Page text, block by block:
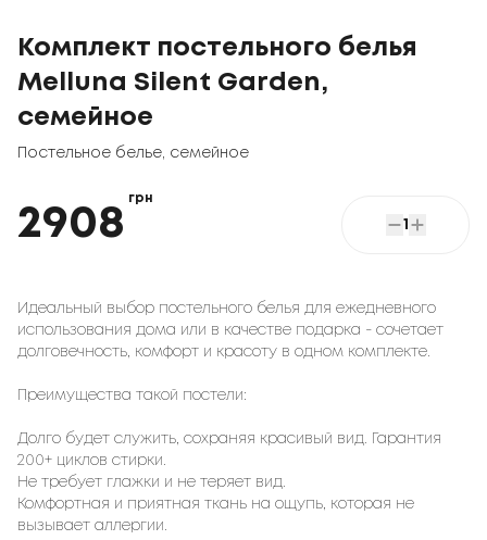
Комплект постельного белья
Melluna Silent Garden,
семейное
Постельное белье семейное
2908
грн
1
Идеальный выбор постельного белья для ежедневного
использования дома или в качестве подарка - сочетает
долговечность, комфорт и красоту в одном комплекте.
Преимущества такой постели:
Долго будет служить, сохраняя красивый вид. Гарантия
200+ циклов стирки.
Не требует глажки и не теряет вид.
Комфортная и приятная ткань на ощупь, которая не
вызывает аллергии.